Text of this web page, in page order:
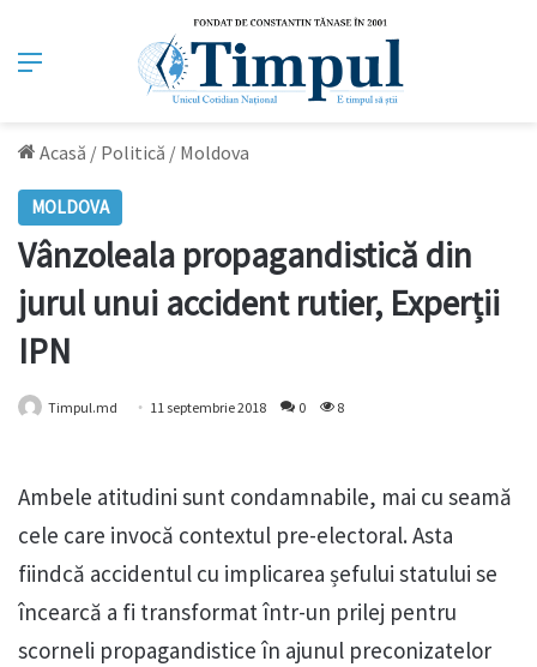
Meniu
Acasă / Politică / Moldova
MOLDOVA
Vânzoleala propagandistică din
jurul unui accident rutier, Experții
IPN
Timpul.md 11 septembrie 2018 0 8
Ambele atitudini sunt condamnabile, mai cu seamă
cele care invocă contextul pre-electoral. Asta
fiindcă accidentul cu implicarea șefului statului se
încearcă a fi transformat într-un prilej pentru
scorneli propagandistice în ajunul preconizatelor